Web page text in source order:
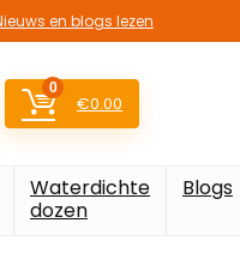
en blogs lezen
0
€0.00
Waterdichte
dozen
Blogs